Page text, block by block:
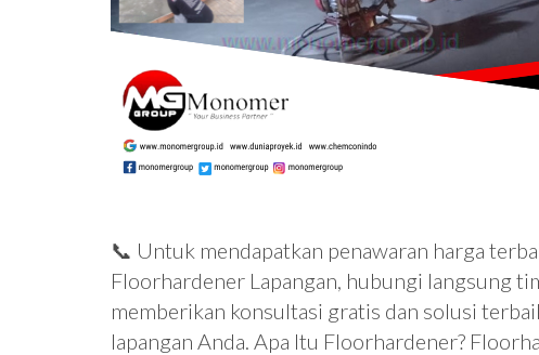
📞 Untuk mendapatkan penawaran harga
Floorhardener Lapangan, hubungi langsung
memberikan konsultasi gratis dan solusi
lapangan Anda. Apa Itu Floorhardener?